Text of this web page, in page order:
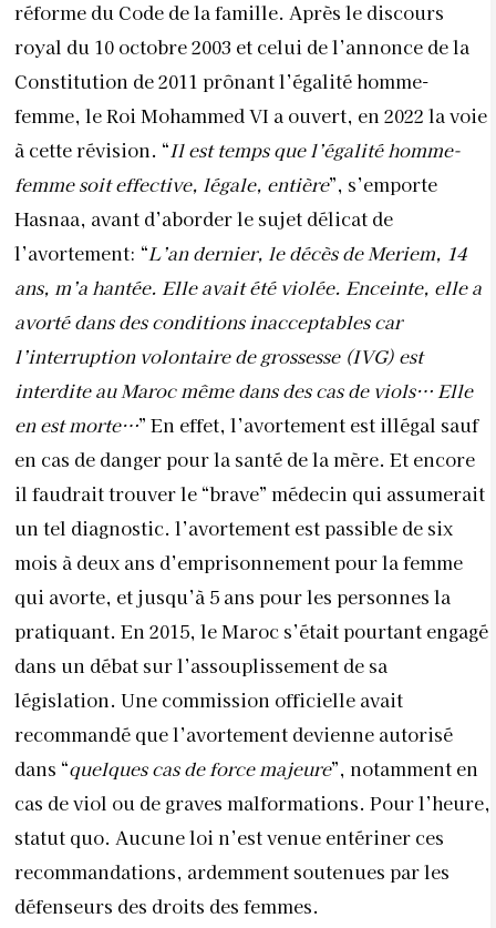
ans, m’a hantée. Elle avait été violée. Enceinte, elle a
avorté dans des conditions inacceptables car
l’interruption volontairede grossesse (IVG) est
interdite au Maroc même dans des cas de viols… Elle
en est morte…” En effet, l’avortement est illégal sauf
en cas de danger pour la santé de la mère. Et encore
il faudrait trouver le “brave” médecin qui assumerait
un tel diagnostic. l’avortement est passible de six
mois à deux ans d’emprisonnement pour la femme
qui avorte, et jusqu’à 5 ans pour les personnes la
pratiquant. En 2015, le Maroc s’était pourtant engagé
dans un débat sur l’assouplissement de sa
législation. Une commission officielle avait
recommandé que l’avortement devienne autorisé
dans “quelques cas de force majeure”, notamment en
cas de viol ou de graves malformations. Pour l’heure,
statut quo. Aucune loi n’est venue entériner ces
recommandations, ardemment soutenues par les
défenseurs des droits des femmes.